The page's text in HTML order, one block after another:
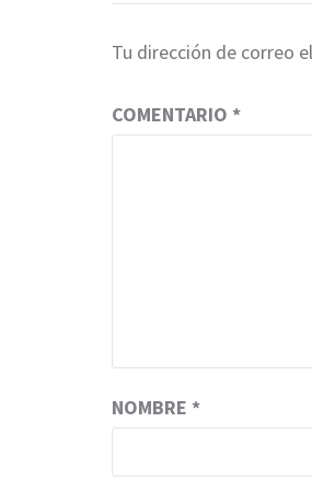
Tu dirección de correo
COMENTARIO *
NOMBRE *